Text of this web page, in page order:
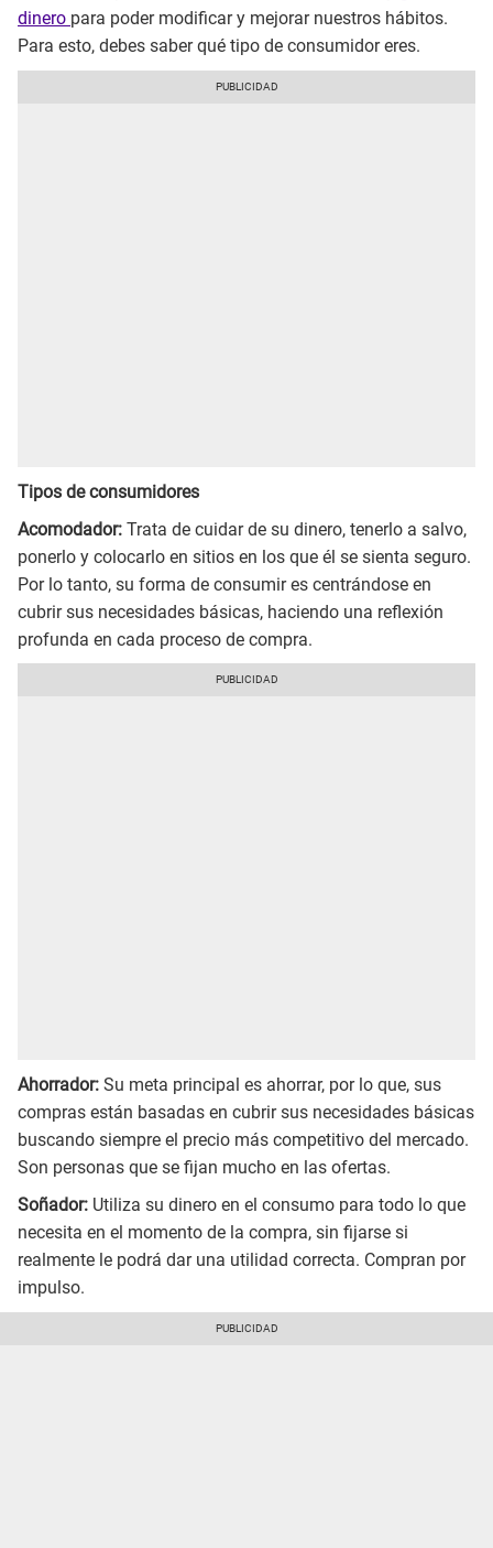
dinero para poder modificar y mejorar nuestros hábitos.
Para esto, debes saber qué tipo de consumidor eres.
Tipos de consumidores
Acomodador: Trata de cuidar de su dinero, tenerlo a salvo,
ponerlo y colocarlo en sitios en los que él se sienta seguro.
Por lo tanto, su forma de consumir es centrándose en
cubrir sus necesidades básicas, haciendo una reflexión
profunda en cada proceso de compra.
Ahorrador: Su meta principal es ahorrar, por lo que, sus
compras están basadas en cubrir sus necesidades básicas
buscando siempre el precio más competitivo del mercado.
Son personas que se fijan mucho en las ofertas.
Soñador: Utiliza su dinero en el consumo para todo lo que
necesita en el momento de la compra, sin fijarse si
realmente le podrá dar una utilidad correcta. Compran por
impulso.